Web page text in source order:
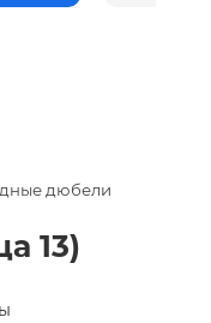
дюбели
13)